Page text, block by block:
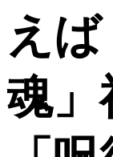
え
魂」